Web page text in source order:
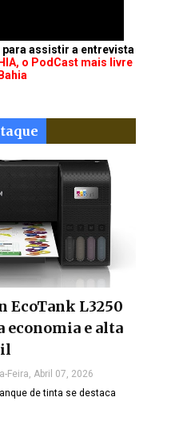
assistir a entrevista
o PodCast mais livre
EcoTank L3250
economia e alta
Feira, Abril 07, 2026
de tinta se destaca